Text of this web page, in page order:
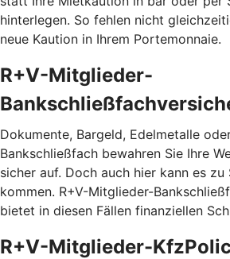
hinterlegen. So fehlen nicht
neue Kaution in Ihrem Portemonnaie.
R+V-Mitglieder-
Dokumente, Bargeld, Edelmetalle
Bankschließfach bewahren Sie Ihre
sicher auf. Doch auch hier kann es zu
kommen. R+V-Mitglieder-
bietet in diesen Fällen finanziellen
R+V-Mitglieder-